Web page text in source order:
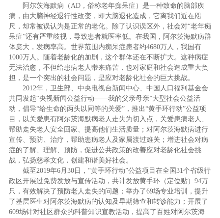
阿尔茨海默病（AD，俗称老年痴呆症）是一种致命的脑部疾
病，由大脑神经退行性改变，即大脑退化造成，它离我们近在咫
尺，却常被误认为是正常的老化。除了认识误区外，社会对“老年痴
呆症”还有严重歧视，导致患者就医率低。在我国，阿尔茨海默病群
体庞大，发病率高。世界范围内痴呆症患者约4680万人，我国有
1000万人。随着老龄化的加剧，这个群体还在不断扩大。这种病症
无法治愈，不但给患病老人带来痛苦，也对家庭和社会造成重大负
担，是一个突出的社会问题，是应对老龄化社会的巨大挑战。
2012年，卫生部、中央电视台新闻中心、中国人口福利基金会
共同发起“央视新闻公益行动——我的父亲母亲”大型社会公益活
动，倡导“给生命的两头以同等的关爱”，推出“黄手环行动”公益项
目，以关爱患有阿尔茨海默病老人走失为切入点，关爱患病老人、
帮助走失老人安全回家、提高他们生活质量；对阿尔茨海默病进行
宣传、预防、治疗，帮助患病老人及家属渡过难关；增进社会对病
症的了解、理解、预防，促进公共政策的改善应对老龄化社会挑
战，弘扬慈孝文化，创建和谐美好社会。
截至2019年6月 30日，“黄手环行动”公益项目在全国 31个省级行
政区开展过免费发放与宣传活动，共计发放黄手环（定位贴） 94万
只，有效解决了预防老人走失的问题；举办了69场专业培训，提升
了基层医生对阿尔茨海默病的认知及早期筛查和转诊能力；开展了
609场针对社区群众的科普知识宣教活动，提高了百姓对阿尔茨海